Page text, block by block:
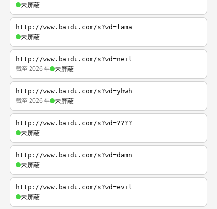
未屏蔽
http://www.baidu.com/s?wd=lama
未屏蔽
http://www.baidu.com/s?wd=neil
截至 2026 年 未屏蔽
http://www.baidu.com/s?wd=yhwh
截至 2026 年 未屏蔽
http://www.baidu.com/s?wd=????
未屏蔽
http://www.baidu.com/s?wd=damn
未屏蔽
http://www.baidu.com/s?wd=evil
未屏蔽